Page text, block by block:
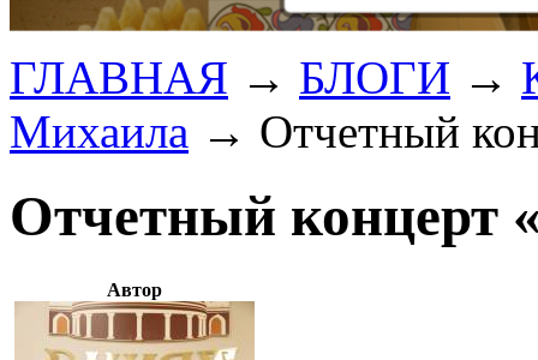
ГЛАВНАЯ → БЛОГИ →
Михаила → Отчетный
Отчетный концерт
Автор